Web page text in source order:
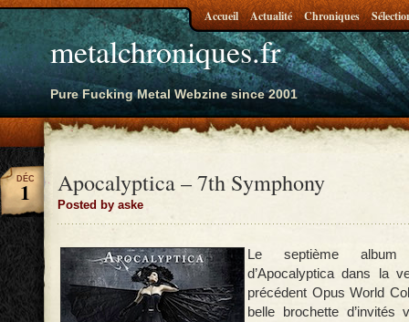
metalchroniques.fr
Pure Fucking Metal Webzine since 2001
Accueil Actualité Chroniques
Apocalyptica – 7th Symphony
Posted by aske
DÉC
1
Le septième album
d’Apocalyptica dans la
précédent Opus World
belle brochette d’invités